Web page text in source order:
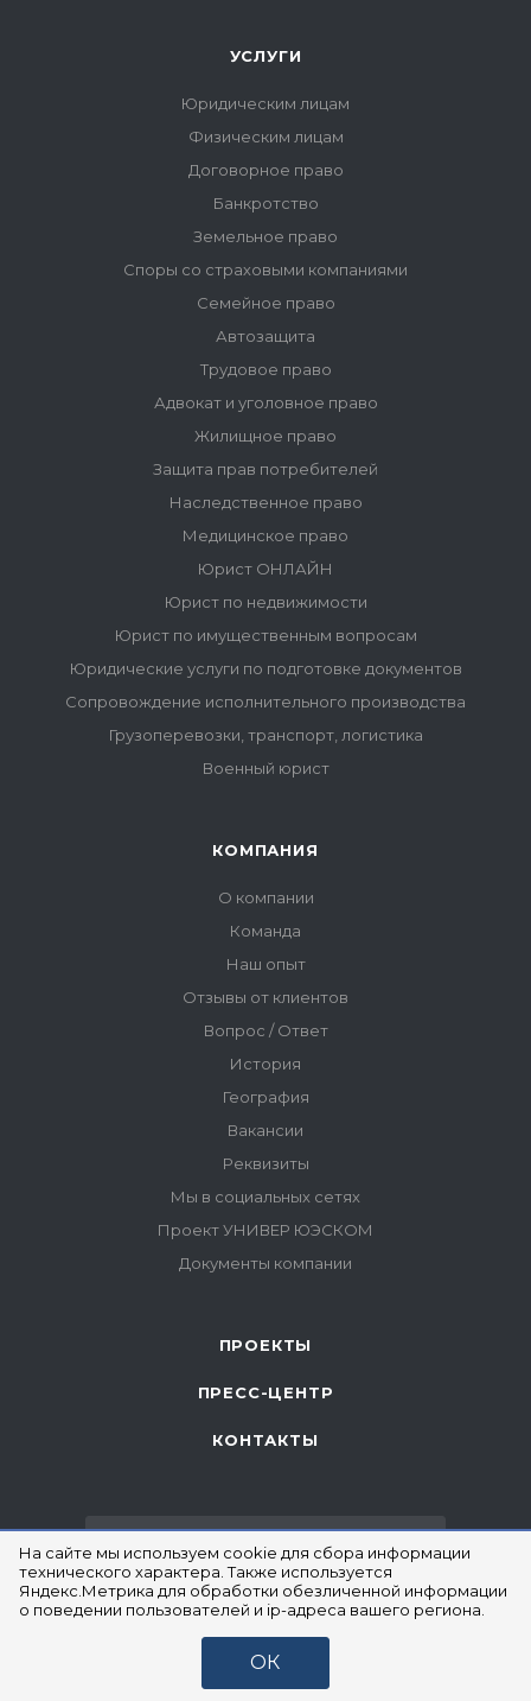
На сайте мы используем cookie для сбора информации
технического характера. Также используется
Яндекс.Метрика для обработки обезличенной информации
о поведении пользователей и ip-адреса вашего региона.
ОК
ПРОЕКТЫ
ПРЕСС-ЦЕНТР
КОНТАКТЫ
+7 (967) 639-87-67 ЗАКАЗАТЬ ЗВОНОК